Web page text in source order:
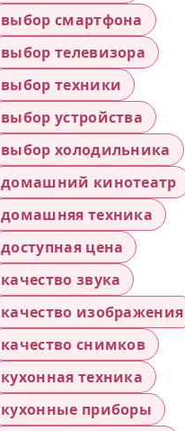
выбор смартфона
выбор телевизора
выбор техники
выбор устройства
выбор холодильника
домашний кинотеатр
домашняя техника
доступная цена
качество звука
качество изображения
качество снимков
кухонная техника
кухонные приборы